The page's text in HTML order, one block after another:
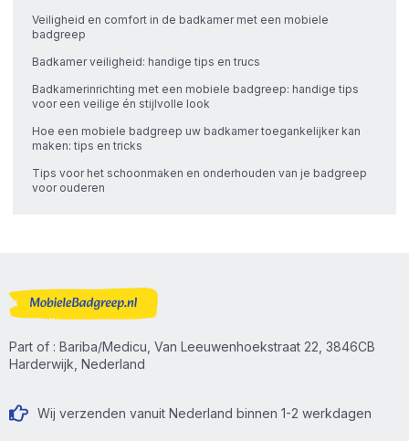
Veiligheid en comfort in de badkamer met een mobiele
badgreep
Badkamer veiligheid: handige tips en trucs
Badkamerinrichting met een mobiele badgreep: handige tips
voor een veilige én stijlvolle look
Hoe een mobiele badgreep uw badkamer toegankelijker kan
maken: tips en tricks
Tips voor het schoonmaken en onderhouden van je badgreep
voor ouderen
Part of : Bariba/Medicu, Van Leeuwenhoekstraat 22, 3846CB
Harderwijk, Nederland
Wij verzenden vanuit Nederland binnen 1-2 werkdagen